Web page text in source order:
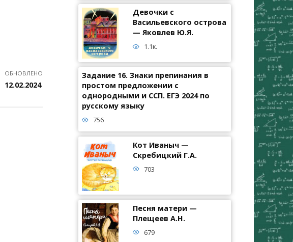
ОБНОВЛЕНО
12.02.2024
Девочки с
Васильевского острова
— Яковлев Ю.Я.
1.1к.
Задание 16. Знаки препинания в
простом предложении с
однородными и ССП. ЕГЭ 2024 по
русскому языку
756
Кот Иваныч —
Скребицкий Г.А.
703
Песня матери —
Плещеев А.Н.
679